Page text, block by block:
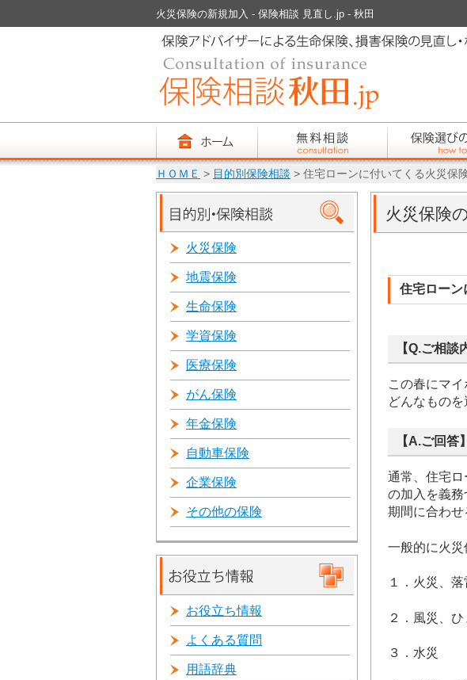
火災保険の新規加入 - 保険相談 見直し.jp - 秋田
ＨＯＭＥ > 目的別保険相談 > 住宅ローンに付いてくる火災保
火災保険
住宅ローン
【Q.ご相談
この春にマ
どんなもの
【A.ご回答】
通常、住宅
の加入を義
期間に合わせ
一般的に火災
１．火災、
２．風災、
３．水災
火災保険
地震保険
生命保険
学資保険
医療保険
がん保険
年金保険
自動車保険
企業保険
その他の保険
お役立ち情報
よくある質問
用語辞典